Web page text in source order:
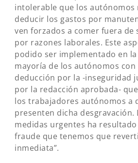
intolerable que los autónomos
deducir los gastos por
ven forzados a comer fuera de
por razones laborales. Este
podido ser implementado en
mayoría de los autónomos con
deducción por la -inseguridad
por la redacción aprobada-
los trabajadores autónomos a
presenten dicha desgravación.
medidas urgentes ha
fraude que tenemos que
inmediata”.